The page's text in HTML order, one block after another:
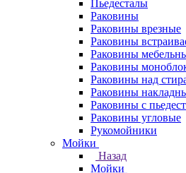
Пьедесталы
Раковины
Раковины врезные
Раковины
Раковины
Раковины
Раковины над
Раковины
Раковины с
Раковины угловые
Рукомойники
Мойки
Назад
Мойки